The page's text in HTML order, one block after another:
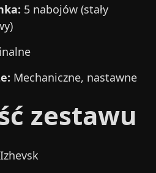
5 nabojów (stały
Mechaniczne, nastawne
zestawu